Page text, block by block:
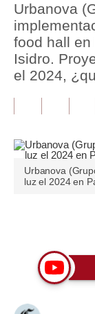
Finanzas
Inmobiliarias
Plus G
Pregunta de hoy
Viajes
Moda
Urbanova
food hall en
Isidro.
el 2024,
Urbanova
luz el 2024 en